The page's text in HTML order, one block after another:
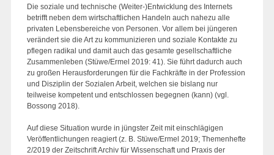
Die soziale und technische (Weiter-)Entwicklung des Internets
betrifft neben dem wirtschaftlichen Handeln auch nahezu alle
privaten Lebensbereiche von Personen. Vor allem bei jüngeren
verändert sie die Art zu kommunizieren und soziale Kontakte zu
pflegen radikal und damit auch das gesamte gesellschaftliche
Zusammenleben (Stüwe/Ermel 2019: 41). Sie führt dadurch auch
zu großen Herausforderungen für die Fachkräfte in der Profession
und Disziplin der Sozialen Arbeit, welchen sie bislang nur
teilweise kompetent und entschlossen begegnen (kann) (vgl.
Bossong 2018).
Auf diese Situation wurde in jüngster Zeit mit einschlägigen
Veröffentlichungen reagiert (z. B. Stüwe/Ermel 2019; Themenhefte
2/2019 der Zeitschrift Archiv für Wissenschaft und Praxis der